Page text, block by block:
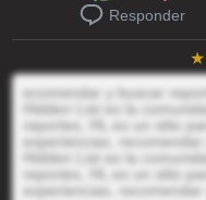
Responder
ecomendar y buscar
Hidden List es la
reportes, HL es un sitio
experiencias,
Hidden List es la
reportes, HL es un sitio
experiencias,